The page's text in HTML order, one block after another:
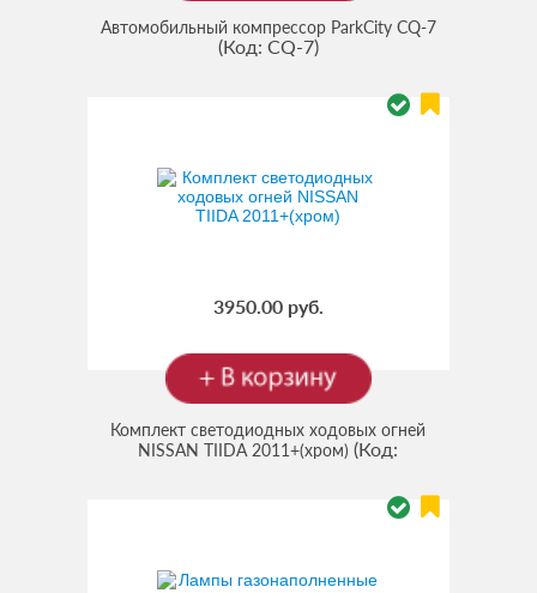
Автомобильный компрессор ParkCity CQ-7
(Код: CQ-7)
3950.00 руб.
Комплект светодиодных ходовых огней
NISSAN TIIDA 2011+(хром)(Код: